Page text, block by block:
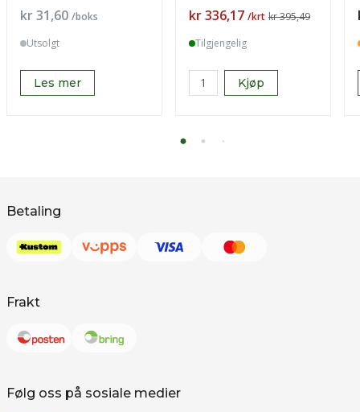
Pris
kr 31,60 /boks
Utsolgt
Les mer
Pris
kr 336,17 /krt kr 395,49
Tilgjengelig
Kjøp
Betaling
Frakt
Følg oss på sosiale medier